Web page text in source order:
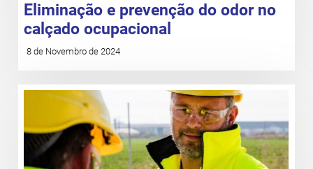
Eliminação e prevenção do odor no
calçado ocupacional
8 de Novembro de 2024